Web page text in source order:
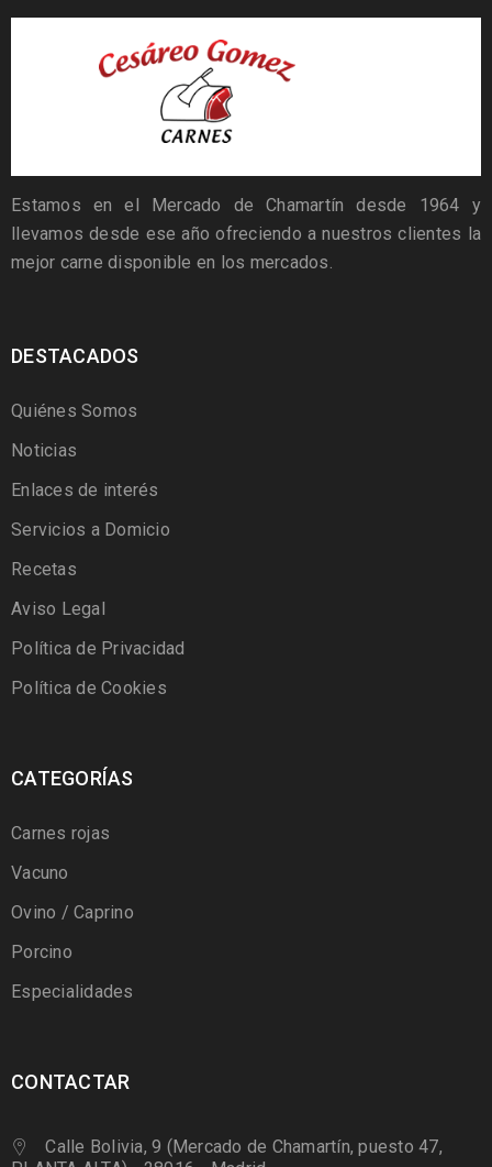
Estamos en el Mercado de Chamartín desde 1964 y
llevamos desde ese año ofreciendo a nuestros clientes la
mejor carne disponible en los mercados.
DESTACADOS
Quiénes Somos
Noticias
Enlaces de interés
Servicios a Domicio
Recetas
Aviso Legal
Política de Privacidad
Política de Cookies
CATEGORÍAS
Carnes rojas
Vacuno
Ovino / Caprino
Porcino
Especialidades
CONTACTAR
Calle Bolivia, 9 (Mercado de Chamartín, puesto 47,